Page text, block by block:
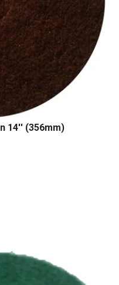
14'' (356mm)